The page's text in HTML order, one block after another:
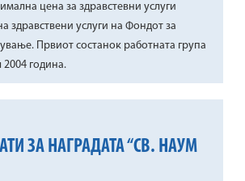
цена за здравстевни услуги
здравствени услуги на Фондот за
Првиот состанок работната група
година.
ЗА НАГРАДАТА “СВ. НАУМ